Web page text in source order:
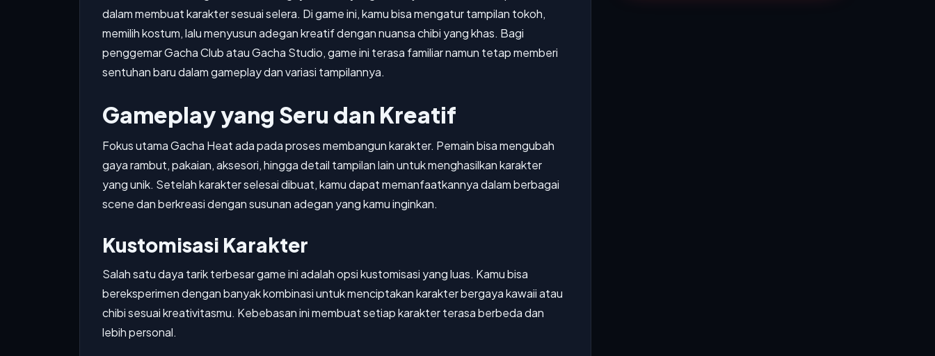
dalam membuat karakter sesuai selera. Di game ini, kamu bisa mengatur tampilan tokoh,
memilih kostum, lalu menyusun adegan kreatif dengan nuansa chibi yang khas. Bagi
penggemar Gacha Club atau Gacha Studio, game ini terasa familiar namun tetap memberi
sentuhan baru dalam gameplay dan variasi tampilannya.
Gameplay yang Seru dan Kreatif
Fokus utama Gacha Heat ada pada proses membangun karakter. Pemain bisa mengubah
gaya rambut, pakaian, aksesori, hingga detail tampilan lain untuk menghasilkan karakter
yang unik. Setelah karakter selesai dibuat, kamu dapat memanfaatkannya dalam berbagai
scene dan berkreasi dengan susunan adegan yang kamu inginkan.
Kustomisasi Karakter
Salah satu daya tarik terbesar game ini adalah opsi kustomisasi yang luas. Kamu bisa
bereksperimen dengan banyak kombinasi untuk menciptakan karakter bergaya kawaii atau
chibi sesuai kreativitasmu. Kebebasan ini membuat setiap karakter terasa berbeda dan
lebih personal.